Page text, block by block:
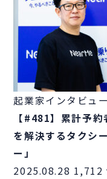
起業家インタビュー
【#481】累計予
を解決するタクシ
ー」
2025.08.28 1,712